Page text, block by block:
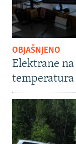
OBJAŠNJENO
Elektrane
temperatura